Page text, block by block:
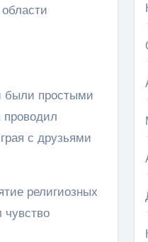
были простыми
с друзьями
религиозных
чувство